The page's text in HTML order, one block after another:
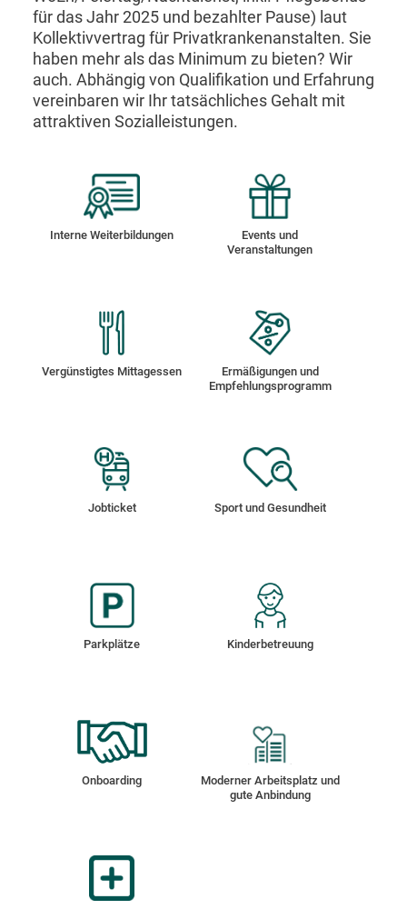
für das Jahr 2025 und bezahlter Pause) laut
Kollektivvertrag für Privatkrankenanstalten. Sie
haben mehr als das Minimum zu bieten? Wir
auch. Abhängig von Qualifikation und Erfahrung
vereinbaren wir Ihr tatsächliches Gehalt mit
attraktiven Sozialleistungen.
Interne Weiterbildungen
Events und
Veranstaltungen
Vergünstigtes Mittagessen
Ermäßigungen und
Empfehlungsprogramm
Jobticket Sport und Gesundheit
Parkplätze Kinderbetreuung
Onboarding
Moderner Arbeitsplatz und
gute Anbindung